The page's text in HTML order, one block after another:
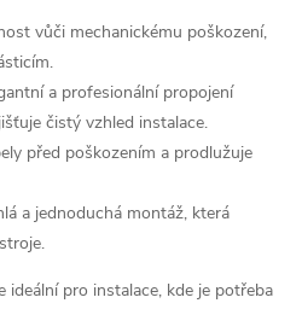
vůči mechanickému poškození,
a profesionální propojení
čistý vzhled instalace.
před poškozením a prodlužuje
a jednoduchá montáž, která
ideální pro instalace, kde je potřeba